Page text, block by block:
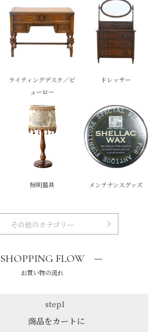
ライティングデスク／ビ
ューロー
ドレッサー
照明器具 メンテナンスグッズ
その他のカテゴリー
SHOPPING FLOW
お買い物の流れ
step1
商品をカートに